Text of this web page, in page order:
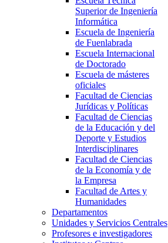
Superior de Ingeniería
Informática
Escuela de Ingeniería
de Fuenlabrada
Escuela Internacional
de Doctorado
Escuela de másteres
oficiales
Facultad de Ciencias
Jurídicas y Políticas
Facultad de Ciencias
de la Educación y del
Deporte y Estudios
Interdisciplinares
Facultad de Ciencias
de la Economía y de
la Empresa
Facultad de Artes y
Humanidades
Departamentos
Unidades y Servicios Centrales
Profesores e investigadores